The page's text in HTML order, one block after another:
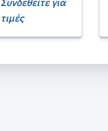
Συνδεθείτε για
τιμές